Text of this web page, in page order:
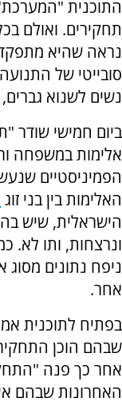
תחקירים. ואולם
נראה שהיא
סובייטי של
נשים לשנוא
ביום חמישי שודר
אלימות במשפחה
הפמיניסטיים
האלימות בין בני זוג
הישראלית, שיש בה
ונרצחות, ותו לא.
ניפח נתונים מסוג
אחר.
בפתיח לתוכנית
אחר כך פנה
האחרונות שבהם